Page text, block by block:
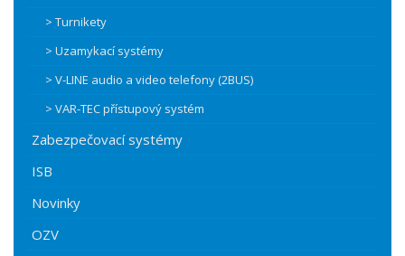
> Turnikety
> Uzamykací systémy
> V-LINE audio a video telefony (2BUS)
> VAR-TEC přístupový systém
Zabezpečovací systémy
ISB
Novinky
OZV